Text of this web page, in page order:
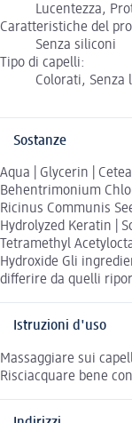
Lucentezza,
Caratteristiche del
Senza siliconi
Tipo di capelli:
Colorati, Senza
Sostanze
Aqua | Glycerin |
Behentrimonium
Ricinus Communis
Hydrolyzed Keratin |
Tetramethyl
Hydroxide Gli
differire da quelli
Istruzioni d'uso
Massaggiare sui
Risciacquare bene